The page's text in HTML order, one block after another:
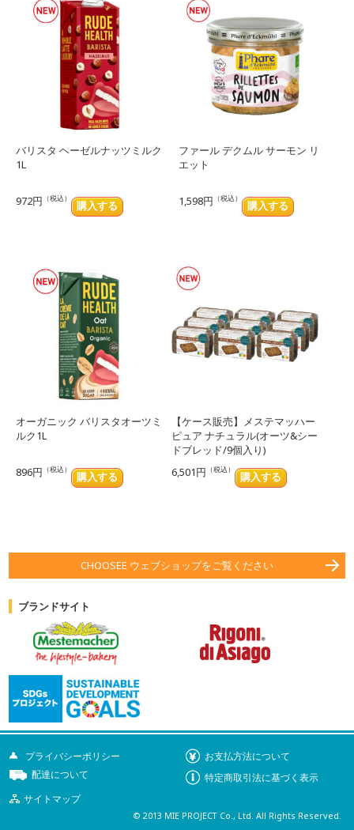
バリスタ ヘーゼルナッツミルク
1L
972円 （税込）
ファール デクムル サーモン リ
エット
1,598円 （税込）
オーガニック バリスタオーツミ
ルク1L
896円 （税込）
【ケース販売】メステマッハー
ピュア ナチュラル(オーツ&シー
ドブレッド/9個入り)
6,501円 （税込）
CHOOSEE ウェブショップをご覧ください
ブランドサイト
プライバシーポリシー
お支払方法について
配達について
特定商取引法に基づく表示
サイトマップ
© 2013 MIE PROJECT Co., Ltd. All Rights Reserved.